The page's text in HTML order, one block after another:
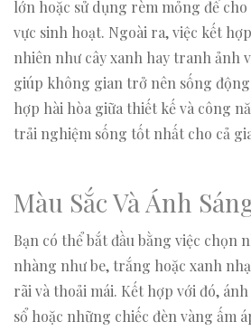
lớn hoặc sử dụng rèm mỏng để
vực sinh hoạt. Ngoài ra, việc kết
nhiên như cây xanh hay tranh ảnh
giúp không gian trở nên sống
hợp hài hòa giữa thiết kế và công
trải nghiệm sống tốt nhất cho cả
Màu Sắc Và Ánh
Bạn có thể bắt đầu bằng việc chọn
nhàng như be, trắng hoặc xanh
rãi và thoải mái. Kết hợp với đó,
sổ hoặc những chiếc đèn vàng ấm